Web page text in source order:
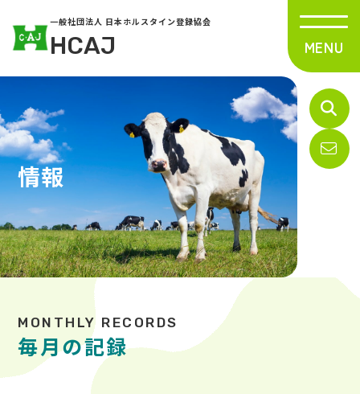
一般社団法人 日本ホルスタイン登録協会
HCAJ
情報
毎月の記録